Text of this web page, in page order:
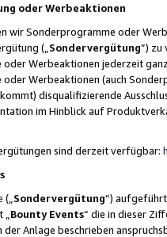
oder Werbeaktionen
wir Sonderprogramme oder
(„ Sondervergütung”) zu
Werbeaktionen jederzeit
Werbeaktionen (auch
disqualifizierende
im Hinblick auf
sind derzeit verfügbar:
(„ Sondervergütung“)
Bounty Events“ die in dieser
der Anlage beschrieben